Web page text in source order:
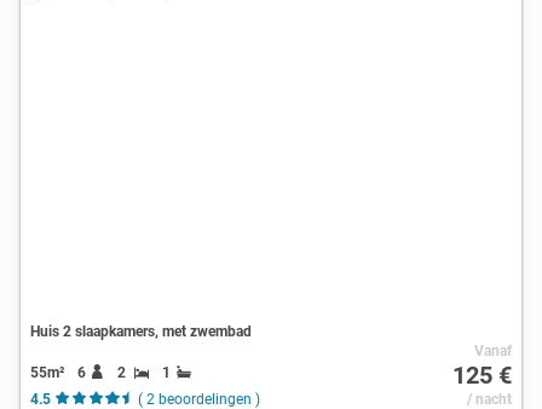
Huis 2 slaapkamers, met zwembad
55m² 6 2
1
4.5
( 2 beoordelingen )
Vanaf
125 €
/ nacht